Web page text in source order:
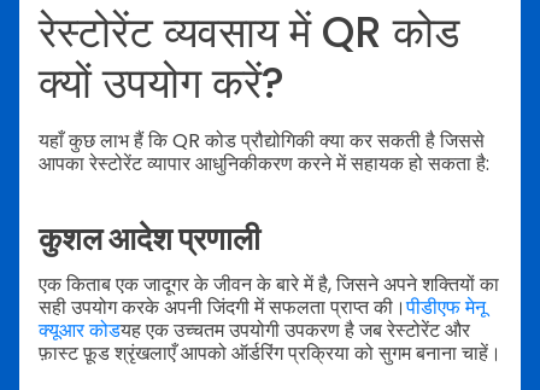
रेस्टोरेंट व्यवसाय में QR कोड
क्यों उपयोग करें?
यहाँ कुछ लाभ हैं कि QR कोड प्रौद्योगिकी क्या कर सकती है जिससे
आपका रेस्टोरेंट व्यापार आधुनिकीकरण करने में सहायक हो सकता है:
कुशल आदेश प्रणाली
एक किताब एक जादूगर के जीवन के बारे में है, जिसने अपने शक्तियों का
सही उपयोग करके अपनी जिंदगी में सफलता प्राप्त की।पीडीएफ मेनू
क्यूआर कोडयह एक उच्चतम उपयोगी उपकरण है जब रेस्टोरेंट और
फ़ास्ट फ़ूड श्रृंखलाएँ आपको ऑर्डरिंग प्रक्रिया को सुगम बनाना चाहें।